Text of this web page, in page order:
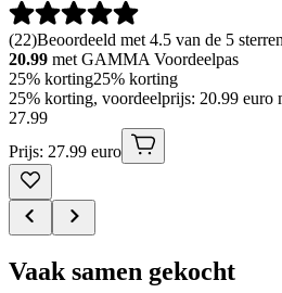
(22)Beoordeeld met 4.5 van de 5
20.99 met GAMMA Voordeelpas
25% korting25% korting
25% korting, voordeelprijs: 20.99
27.99
Prijs: 27.99 euro
Vaak samen gekocht